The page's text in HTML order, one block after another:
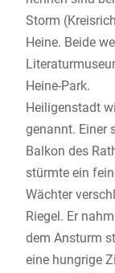
Storm
Heine. Beide
Heine-Park.
Heiligenstadt
genannt. Einer
Balkon des
stürmte ein
Wächter
Riegel. Er
dem Ansturm
eine hungrige